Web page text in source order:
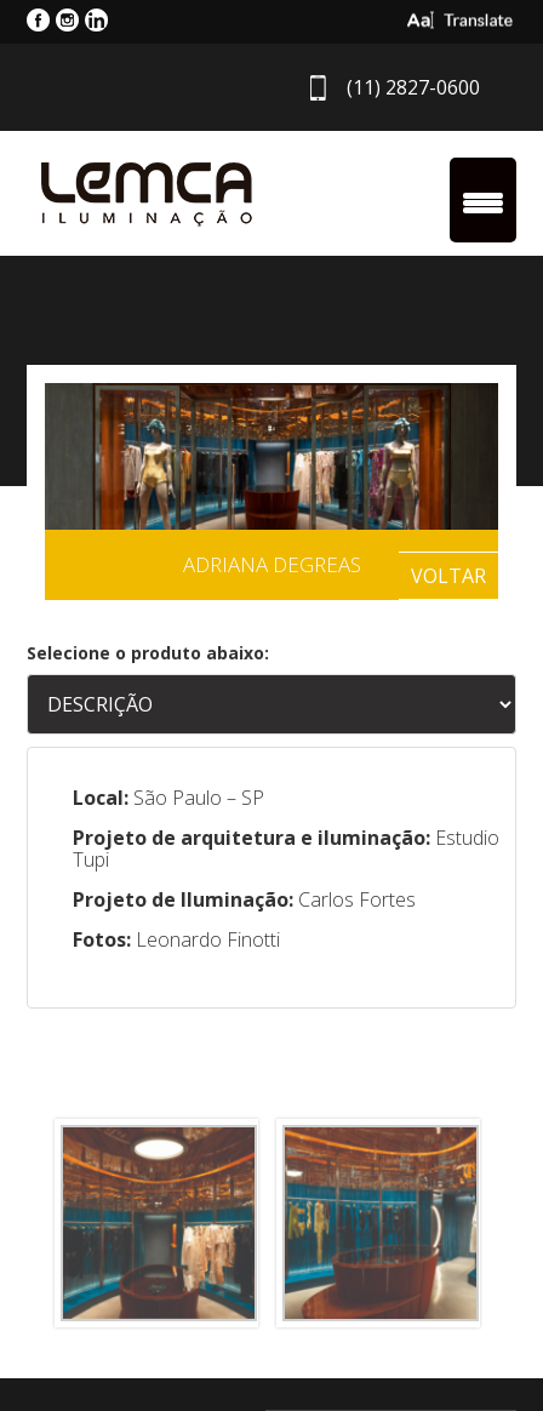
Select
(11) 2827-0600
ADRIANA DEGREAS VOLTAR
Selecione o produto abaixo:
Local: São Paulo – SP
Projeto de arquitetura e iluminação: Estudio
Tupi
Projeto de Iluminação: Carlos Fortes
Fotos: Leonardo Finotti